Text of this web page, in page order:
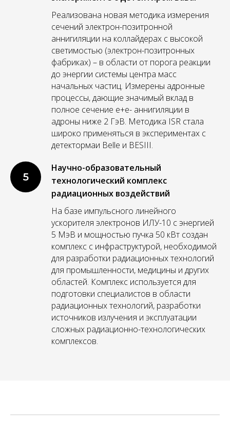
Реализована новая методика измерения
сечений электрон-позитронной
аннигиляции на коллайдерах с высокой
светимостью (электрон-позитронных
фабриках) – в области от порога реакции
до энергии системы центра масс
начальных частиц. Измерены адронные
процессы, дающие значимый вклад в
полное сечение е+e- аннигиляции в
адроны ниже 2 ГэВ. Методика ISR стала
широко применяться в экспериментах с
детектормаи Belle и BESIII.
5
Научно-образовательный
технологический комплекс
радиационных воздействий
На базе импульсного линейного
ускорителя электронов ИЛУ-10 с энергией
5 МэВ и мощностью пучка 50 кВт создан
комплекс с инфраструктурой, необходимой
для разработки радиационных технологий
для промышленности, медицины и других
областей. Комплекс используется для
подготовки специалистов в области
радиационных технологий, разработки
источников излучения и эксплуатации
сложных радиационно-технологических
комплексов.